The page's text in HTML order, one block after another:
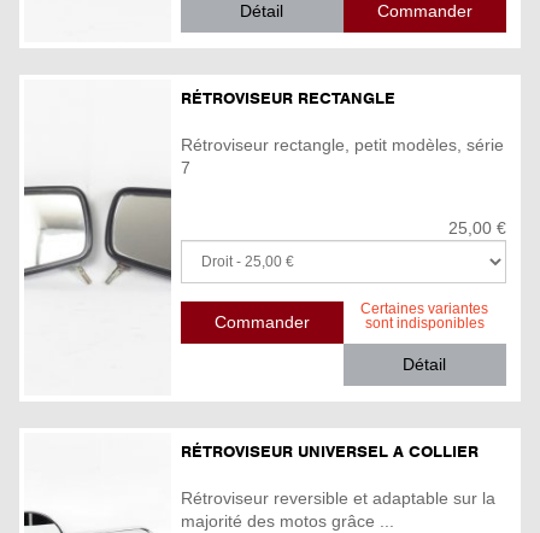
Détail
RÉTROVISEUR RECTANGLE
Rétroviseur rectangle, petit modèles, série
7
25,00 €
Certaines variantes
sont indisponibles
Détail
RÉTROVISEUR UNIVERSEL A COLLIER
Rétroviseur reversible et adaptable sur la
majorité des motos grâce ...